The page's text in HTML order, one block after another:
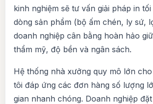
kinh nghiệm sẽ tư vấn giải pháp in
dòng sản phẩm (bộ ấm chén, ly sứ,
doanh nghiệp cân bằng hoàn hảo
thẩm mỹ, độ bền và ngân sách.
Hệ thống nhà xưởng quy mô lớn
tôi đáp ứng các đơn hàng số lượng
gian nhanh chóng. Doanh nghiệp